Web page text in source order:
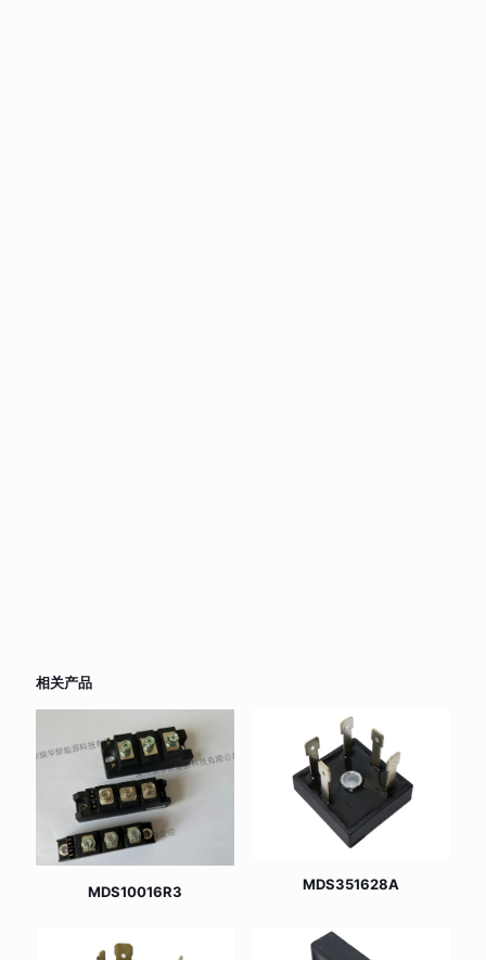
相关产品
MDS10016R3 MDS351628A